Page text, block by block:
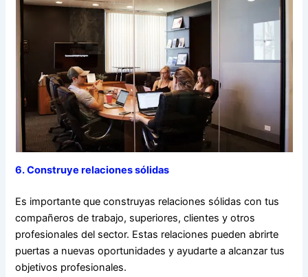
6. Construye relaciones sólidas
Es importante que construyas relaciones sólidas con tus
compañeros de trabajo, superiores, clientes y otros
profesionales del sector. Estas relaciones pueden abrirte
puertas a nuevas oportunidades y ayudarte a alcanzar tus
objetivos profesionales.